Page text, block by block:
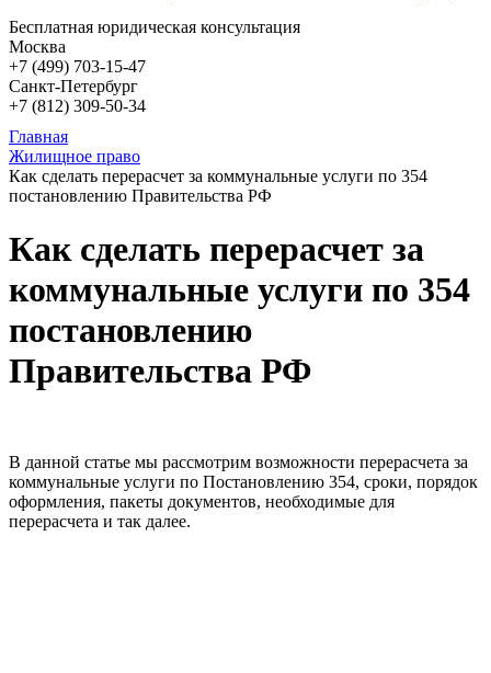
Бесплатная юридическая консультация
Москва
+7 (499) 703-15-47
Санкт-Петербург
+7 (812) 309-50-34
Главная
Жилищное право
Как сделать перерасчет за коммунальные услуги по 354
постановлению Правительства РФ
Как сделать перерасчет за
коммунальные услуги по 354
постановлению
Правительства РФ
В данной статье мы рассмотрим возможности перерасчета за
коммунальные услуги по Постановлению 354, сроки, порядок
оформления, пакеты документов, необходимые для
перерасчета и так далее.